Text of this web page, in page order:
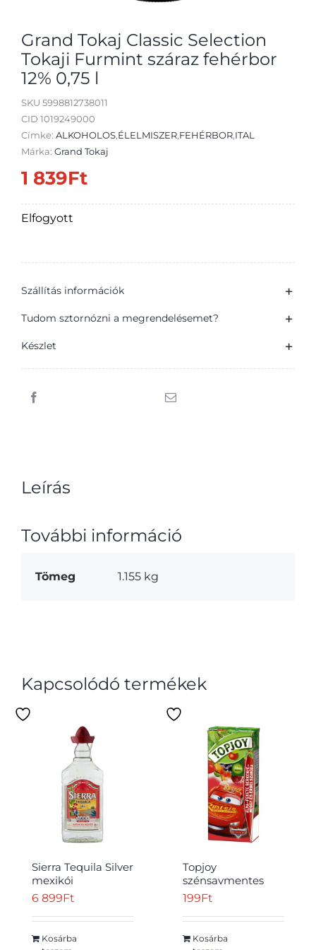
Grand Tokaj Classic Selection
Tokaji Furmint száraz fehérbor
12% 0,75 l
SKU 5998812738011
CID 1019249000
Címke: ALKOHOLOS,ÉLELMISZER,FEHÉRBOR,ITAL
Márka: Grand Tokaj
1 839Ft
Elfogyott
Szállítás információk
Tudom sztornózni a megrendelésemet?
Készlet
Leírás
További információ
Tömeg 1.155 kg
Kapcsolódó termékek
Sierra Tequila Silver
mexikói
agávépárlat 38%
6 899Ft
Kosárba
Topjoy
szénsavmentes
alma-
meggy-erdei
szamóca ital
199Ft
Kosárba